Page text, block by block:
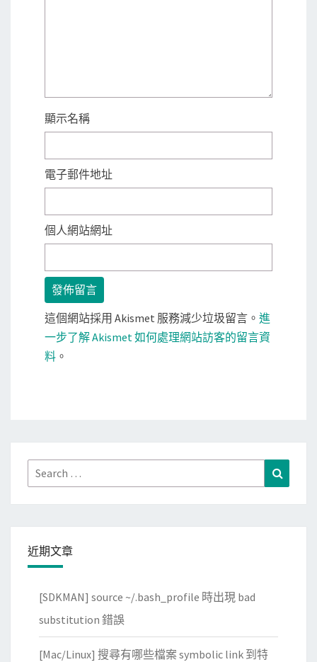
顯示名稱
電子郵件地址
個人網站網址
這個網站採用 Akismet 服務減少垃圾留言。 進
一步了解 Akismet 如何處理網站訪客的留言資
料 。
Search
for:
近期文章
[SDKMAN] source ~/.bash_profile 時出現 bad
substitution 錯誤
[Mac/Linux] 搜尋有哪些檔案 symbolic link 到特